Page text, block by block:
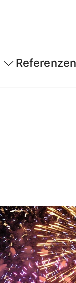
Referenzen